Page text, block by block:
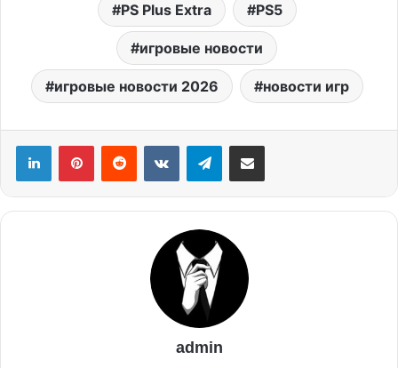
PS Plus Extra PS5
игровые новости
игровые новости 2026 новости игр
admin